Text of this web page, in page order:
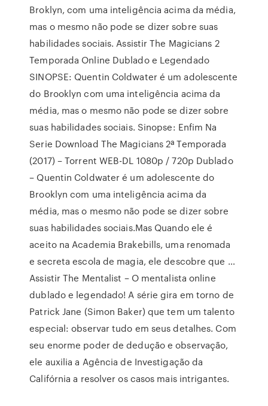
Broklyn, com uma inteligência acima da média,
mas o mesmo não pode se dizer sobre suas
habilidades sociais. Assistir The Magicians 2
Temporada Online Dublado e Legendado
SINOPSE: Quentin Coldwater é um adolescente
do Brooklyn com uma inteligência acima da
média, mas o mesmo não pode se dizer sobre
suas habilidades sociais. Sinopse: Enfim Na
Serie Download The Magicians 2ª Temporada
(2017) – Torrent WEB-DL 1080p / 720p Dublado
– Quentin Coldwater é um adolescente do
Brooklyn com uma inteligência acima da
média, mas o mesmo não pode se dizer sobre
suas habilidades sociais.Mas Quando ele é
aceito na Academia Brakebills, uma renomada
e secreta escola de magia, ele descobre que …
Assistir The Mentalist – O mentalista online
dublado e legendado! A série gira em torno de
Patrick Jane (Simon Baker) que tem um talento
especial: observar tudo em seus detalhes. Com
seu enorme poder de dedução e observação,
ele auxilia a Agência de Investigação da
Califórnia a resolver os casos mais intrigantes.